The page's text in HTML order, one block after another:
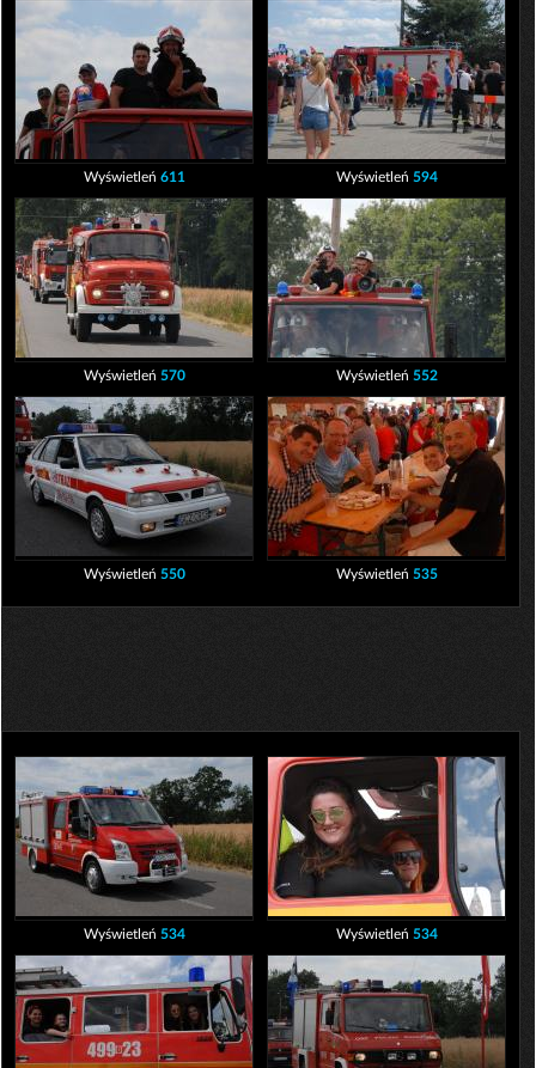
Wyświetleń 611 Wyświetleń 594
Wyświetleń 570 Wyświetleń 552
Wyświetleń 550 Wyświetleń 535
Wyświetleń 534 Wyświetleń 534